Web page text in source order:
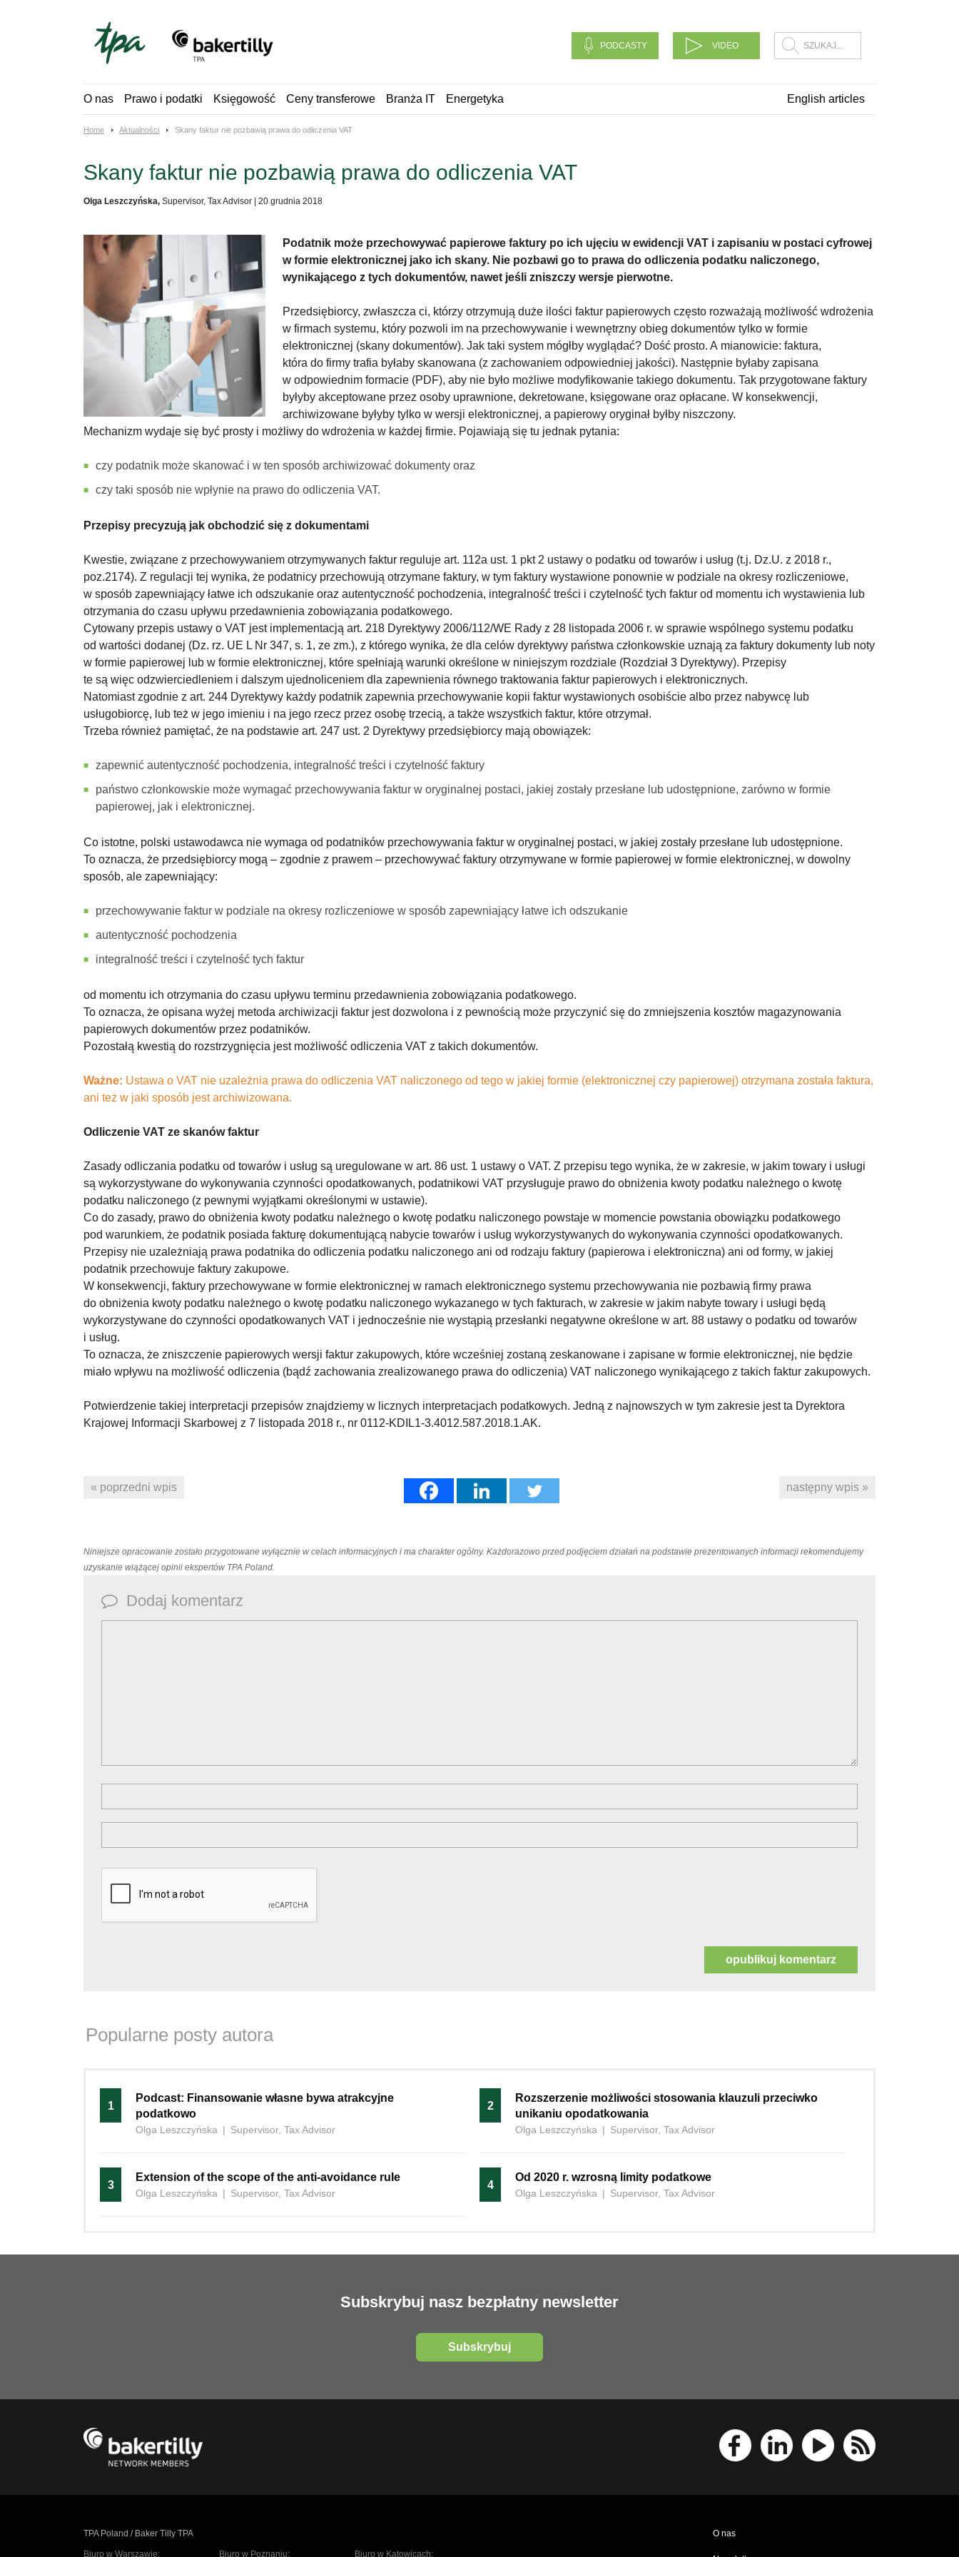
PODCASTY VIDEO
O nas Prawo i podatki Księgowość Ceny transferowe Branża IT Energetyka English articles
Home Aktualności Skany faktur nie pozbawią prawa do odliczenia VAT
Skany faktur nie pozbawią prawa do odliczenia VAT
Olga Leszczyńska, Supervisor, Tax Advisor 20 grudnia 2018
Podatnik może przechowywać papierowe faktury po ich ujęciu w ewidencji VAT i zapisaniu w postaci cyfrowej
w formie elektronicznej jako ich skany. Nie pozbawi go to prawa do odliczenia podatku naliczonego,
wynikającego z tych dokumentów, nawet jeśli zniszczy wersje pierwotne.
Przedsiębiorcy, zwłaszcza ci, którzy otrzymują duże ilości faktur papierowych często rozważają możliwość wdrożenia
w firmach systemu, który pozwoli im na przechowywanie i wewnętrzny obieg dokumentów tylko w formie
elektronicznej (skany dokumentów). Jak taki system mógłby wyglądać? Dość prosto. A mianowicie: faktura,
która do firmy trafia byłaby skanowana (z zachowaniem odpowiedniej jakości). Następnie byłaby zapisana
w odpowiednim formacie (PDF), aby nie było możliwe modyfikowanie takiego dokumentu. Tak przygotowane faktury
byłyby akceptowane przez osoby uprawnione, dekretowane, księgowane oraz opłacane. W konsekwencji,
archiwizowane byłyby tylko w wersji elektronicznej, a papierowy oryginał byłby niszczony.
Mechanizm wydaje się być prosty i możliwy do wdrożenia w każdej firmie. Pojawiają się tu jednak pytania:
czy podatnik może skanować i w ten sposób archiwizować dokumenty oraz
czy taki sposób nie wpłynie na prawo do odliczenia VAT.
Przepisy precyzują jak obchodzić się z dokumentami
Kwestie, związane z przechowywaniem otrzymywanych faktur reguluje art. 112a ust. 1 pkt 2 ustawy o podatku od towarów i usług (t.j. Dz.U. z 2018 r.,
poz.2174). Z regulacji tej wynika, że podatnicy przechowują otrzymane faktury, w tym faktury wystawione ponownie w podziale na okresy rozliczeniowe,
w sposób zapewniający łatwe ich odszukanie oraz autentyczność pochodzenia, integralność treści i czytelność tych faktur od momentu ich wystawienia lub
otrzymania do czasu upływu przedawnienia zobowiązania podatkowego.
Cytowany przepis ustawy o VAT jest implementacją art. 218 Dyrektywy 2006/112/WE Rady z 28 listopada 2006 r. w sprawie wspólnego systemu podatku
od wartości dodanej (Dz. rz. UE L Nr 347, s. 1, ze zm.), z którego wynika, że dla celów dyrektywy państwa członkowskie uznają za faktury dokumenty lub noty
w formie papierowej lub w formie elektronicznej, które spełniają warunki określone w niniejszym rozdziale (Rozdział 3 Dyrektywy). Przepisy
te są więc odzwierciedleniem i dalszym ujednoliceniem dla zapewnienia równego traktowania faktur papierowych i elektronicznych.
Natomiast zgodnie z art. 244 Dyrektywy każdy podatnik zapewnia przechowywanie kopii faktur wystawionych osobiście albo przez nabywcę lub
usługobiorcę, lub też w jego imieniu i na jego rzecz przez osobę trzecią, a także wszystkich faktur, które otrzymał.
Trzeba również pamiętać, że na podstawie art. 247 ust. 2 Dyrektywy przedsiębiorcy mają obowiązek:
zapewnić autentyczność pochodzenia, integralność treści i czytelność faktury
państwo członkowskie może wymagać przechowywania faktur w oryginalnej postaci, jakiej zostały przesłane lub udostępnione, zarówno w formie
papierowej, jak i elektronicznej.
Co istotne, polski ustawodawca nie wymaga od podatników przechowywania faktur w oryginalnej postaci, w jakiej zostały przesłane lub udostępnione.
To oznacza, że przedsiębiorcy mogą – zgodnie z prawem – przechowywać faktury otrzymywane w formie papierowej w formie elektronicznej, w dowolny
sposób, ale zapewniający:
przechowywanie faktur w podziale na okresy rozliczeniowe w sposób zapewniający łatwe ich odszukanie
autentyczność pochodzenia
integralność treści i czytelność tych faktur
od momentu ich otrzymania do czasu upływu terminu przedawnienia zobowiązania podatkowego.
To oznacza, że opisana wyżej metoda archiwizacji faktur jest dozwolona i z pewnością może przyczynić się do zmniejszenia kosztów magazynowania
papierowych dokumentów przez podatników.
Pozostałą kwestią do rozstrzygnięcia jest możliwość odliczenia VAT z takich dokumentów.
Ważne: Ustawa o VAT nie uzależnia prawa do odliczenia VAT naliczonego od tego w jakiej formie (elektronicznej czy papierowej) otrzymana została faktura,
ani też w jaki sposób jest archiwizowana.
Odliczenie VAT ze skanów faktur
Zasady odliczania podatku od towarów i usług są uregulowane w art. 86 ust. 1 ustawy o VAT. Z przepisu tego wynika, że w zakresie, w jakim towary i usługi
są wykorzystywane do wykonywania czynności opodatkowanych, podatnikowi VAT przysługuje prawo do obniżenia kwoty podatku należnego o kwotę
podatku naliczonego (z pewnymi wyjątkami określonymi w ustawie).
Co do zasady, prawo do obniżenia kwoty podatku należnego o kwotę podatku naliczonego powstaje w momencie powstania obowiązku podatkowego
pod warunkiem, że podatnik posiada fakturę dokumentującą nabycie towarów i usług wykorzystywanych do wykonywania czynności opodatkowanych.
Przepisy nie uzależniają prawa podatnika do odliczenia podatku naliczonego ani od rodzaju faktury (papierowa i elektroniczna) ani od formy, w jakiej
podatnik przechowuje faktury zakupowe.
W konsekwencji, faktury przechowywane w formie elektronicznej w ramach elektronicznego systemu przechowywania nie pozbawią firmy prawa
do obniżenia kwoty podatku należnego o kwotę podatku naliczonego wykazanego w tych fakturach, w zakresie w jakim nabyte towary i usługi będą
wykorzystywane do czynności opodatkowanych VAT i jednocześnie nie wystąpią przesłanki negatywne określone w art. 88 ustawy o podatku od towarów
i usług.
To oznacza, że zniszczenie papierowych wersji faktur zakupowych, które wcześniej zostaną zeskanowane i zapisane w formie elektronicznej, nie będzie
miało wpływu na możliwość odliczenia (bądź zachowania zrealizowanego prawa do odliczenia) VAT naliczonego wynikającego z takich faktur zakupowych.
Potwierdzenie takiej interpretacji przepisów znajdziemy w licznych interpretacjach podatkowych. Jedną z najnowszych w tym zakresie jest ta Dyrektora
Krajowej Informacji Skarbowej z 7 listopada 2018 r., nr 0112-KDIL1-3.4012.587.2018.1.AK.
następny wpis »
« poprzedni wpis
Niniejsze opracowanie zostało przygotowane wyłącznie w celach informacyjnych i ma charakter ogólny. Każdorazowo przed podjęciem działań na podstawie prezentowanych informacji rekomendujemy
uzyskanie wiążącej opinii ekspertów TPA Poland.
Dodaj komentarz
Popularne posty autora
1
Podcast: Finansowanie własne bywa atrakcyjne
podatkowo
Olga Leszczyńska | Supervisor, Tax Advisor
2
Rozszerzenie możliwości stosowania klauzuli przeciwko
unikaniu opodatkowania
Olga Leszczyńska | Supervisor, Tax Advisor
3
Extension of the scope of the anti-avoidance rule
Olga Leszczyńska | Supervisor, Tax Advisor
4
Od 2020 r. wzrosną limity podatkowe
Olga Leszczyńska | Supervisor, Tax Advisor
Subskrybuj nasz bezpłatny newsletter
Subskrybuj
TPA Poland / Baker Tilly TPA
Biuro w Warszawie: Biuro w Poznaniu: Biuro w Katowicach:
O nas